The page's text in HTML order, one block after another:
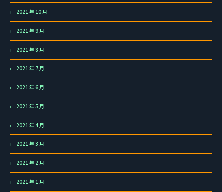
2021 年 10 月
2021 年 9 月
2021 年 8 月
2021 年 7 月
2021 年 6 月
2021 年 5 月
2021 年 4 月
2021 年 3 月
2021 年 2 月
2021 年 1 月